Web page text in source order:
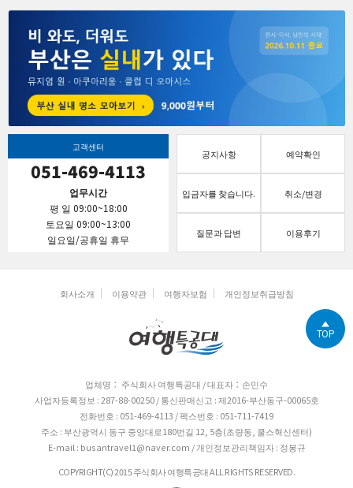
고객센터
051-469-4113
업무시간
평 일 09:00~18:00
토요일 09:00~13:00
일요일/공휴일 휴무
공지사항 예약확인
입금자를 찾습니다. 취소/변경
질문과 답변 이용후기
회사소개 이용약관 여행자보험 개인정보취급방침
업체명： 주식회사 여행특공대 / 대표자：손민수
사업자등록정보 : 287-88-00250 / 통신판매신고 : 제2016-부산동구-00065호
전화번호 : 051-469-4113 / 팩스번호 : 051-711-7419
주소 : 부산광역시 동구 중앙대로180번길 12, 5층(초량동, 쿨스혁신센터)
E-mail : busantravel1@naver.com / 개인정보관리책임자 : 정봉규
COPYRIGHT(C) 2015 주식회사 여행특공대 ALL RIGHTS RESERVED.
TOP